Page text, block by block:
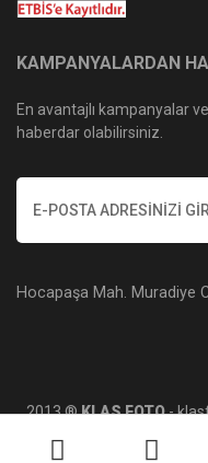
KAMPANYALARDAN
En avantajlı kampanyalar
haberdar olabilirsiniz.
Hocapaşa Mah. Muradiye
2013 ®KLAS FOTO-